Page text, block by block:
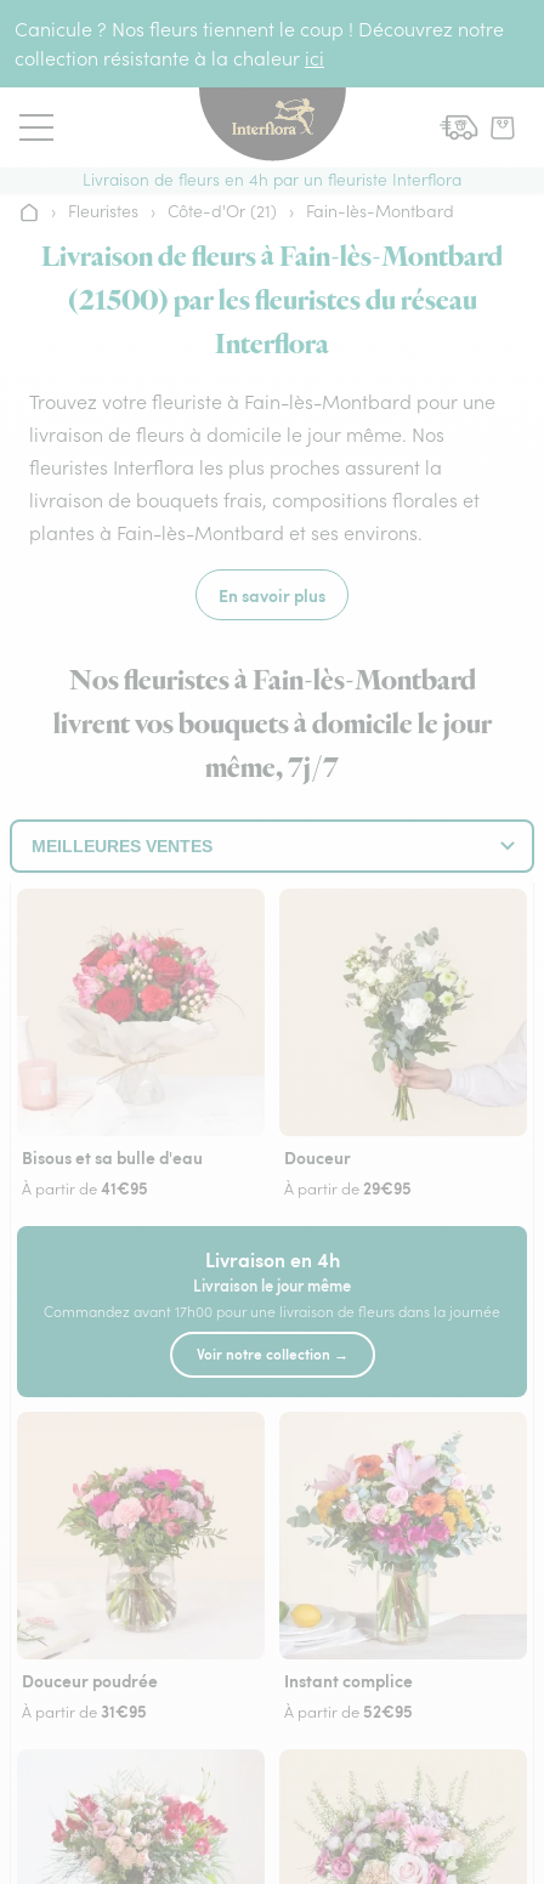
Canicule ? Nos fleurs tiennent le coup ! Découvrez notre
collection résistante à la chaleur ici
Livraison de fleurs en 4h par un fleuriste Interflora
Accueil
› Fleuristes › Côte-d'Or (21) › Fain-lès-Montbard
Livraison de fleurs à Fain-lès-Montbard
(21500) par les fleuristes du réseau
Interflora
Trouvez votre fleuriste à Fain-lès-Montbard pour une
livraison de fleurs à domicile le jour même. Nos
fleuristes Interflora les plus proches assurent la
livraison de bouquets frais, compositions florales et
plantes à Fain-lès-Montbard et ses environs.
En savoir plus
Nos fleuristes à Fain-lès-Montbard
livrent vos bouquets à domicile le jour
même, 7j/7
Bisous et sa bulle d'eau
À partir de41€95
Douceur
À partir de29€95
Livraison en 4h
Livraison le jour même
Commandez avant 17h00 pour une livraison de fleurs dans la journée
Voir notre collection →
Douceur poudrée
À partir de 31€95
Instant complice
À partir de 52€95